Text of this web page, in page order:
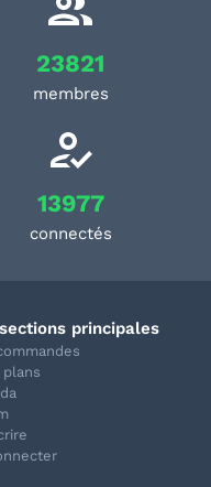
23821
membres
13977
connectés
principales
plans